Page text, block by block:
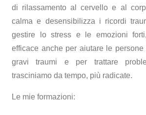
di rilassamento al cervello e al
calma e desensibilizza i ricordi
gestire lo stress e le emozioni
efficace anche per aiutare le
gravi traumi e per trattare
trasciniamo da tempo, più radicate.
Le mie formazioni: